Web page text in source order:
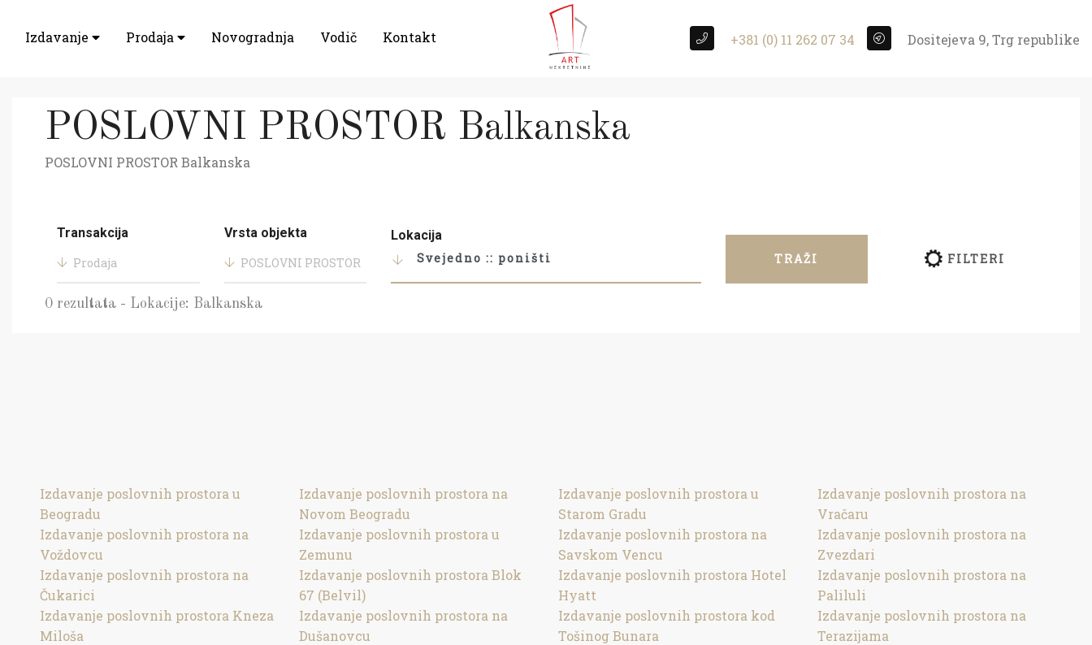
Izdavanje Prodaja Novogradnja Vodič Kontakt +381 (0) 11 262 07 34 Dositejeva 9, Trg republike
POSLOVNI PROSTOR Balkanska
POSLOVNI PROSTOR Balkanska
Transakcija
Prodaja
Vrsta objekta
POSLOVNI PROSTOR
Lokacija
Svejedno :: poništi
TRAŽI FILTERI
0 rezultata - Lokacije: Balkanska
Izdavanje poslovnih prostora u
Beogradu
Izdavanje poslovnih prostora na
Voždovcu
Izdavanje poslovnih prostora na
Čukarici
Izdavanje poslovnih prostora Kneza
Miloša
Izdavanje poslovnih prostora na
Novom Beogradu
Izdavanje poslovnih prostora u
Zemunu
Izdavanje poslovnih prostora Blok
67 (Belvil)
Izdavanje poslovnih prostora na
Dušanovcu
Izdavanje poslovnih prostora u
Starom Gradu
Izdavanje poslovnih prostora na
Savskom Vencu
Izdavanje poslovnih prostora Hotel
Hyatt
Izdavanje poslovnih prostora kod
Tošinog Bunara
Izdavanje poslovnih prostora na
Vračaru
Izdavanje poslovnih prostora na
Zvezdari
Izdavanje poslovnih prostora na
Paliluli
Izdavanje poslovnih prostora na
Terazijama